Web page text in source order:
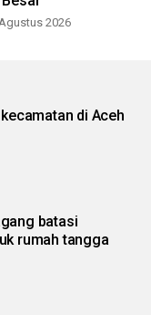
2026
di Aceh
batasi
rumah tangga